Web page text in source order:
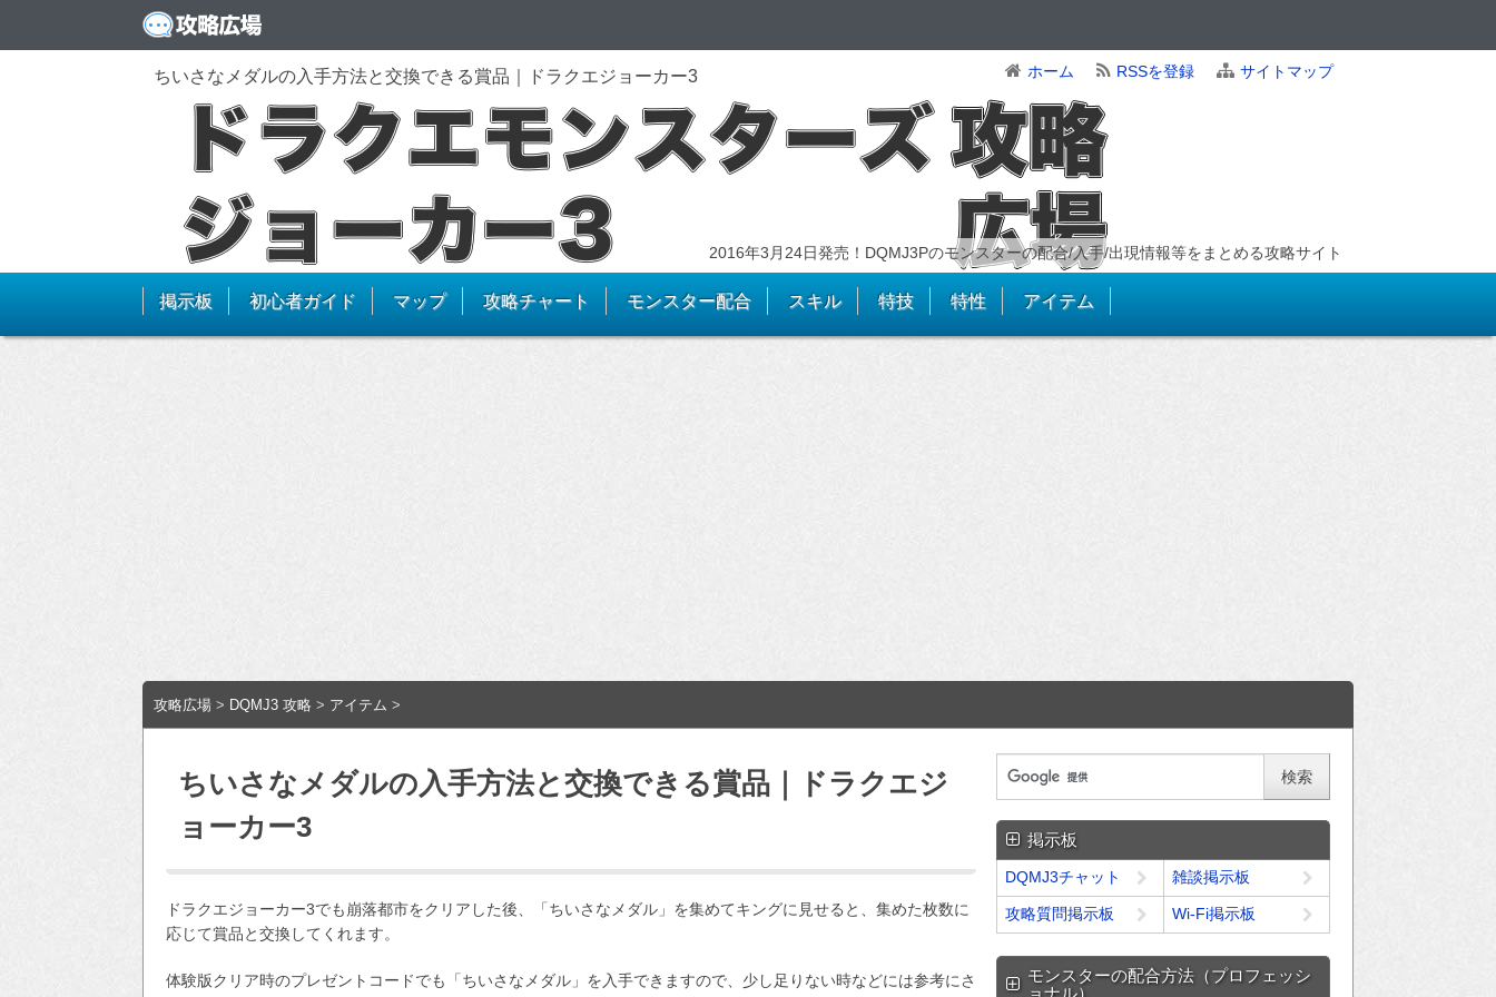
ちいさなメダルの入手方法と交換できる賞品｜ドラクエジョーカー3 ホーム RSSを登録 サイトマップ
2016年3月24日発売！DQMJ3Pのモンスターの配合/入手/出現情報等をまとめる攻略サイト
掲示板 初心者ガイド マップ 攻略チャート モンスター配合 スキル 特技 特性 アイテム
攻略広場 > DQMJ3 攻略 > アイテム >
ちいさなメダルの入手方法と交換できる賞品｜ドラクエジ
ョーカー3
ドラクエジョーカー3でも崩落都市をクリアした後、「ちいさなメダル」を集めてキングに見せると、集めた枚数に
応じて賞品と交換してくれます。
体験版クリア時のプレゼントコードでも「ちいさなメダル」を入手できますので、少し足りない時などには参考にさ
掲示板
DQMJ3チャット 雑談掲示板
攻略質問掲示板 Wi-Fi掲示板
モンスターの配合方法（プロフェッシ
ョナル）